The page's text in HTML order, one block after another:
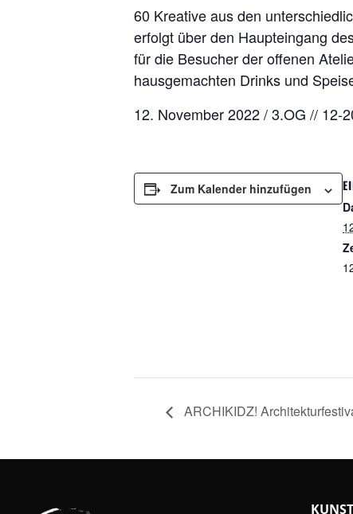
60 Kreative aus den
erfolgt über den Haupteingang
für die Besucher der offenen
hausgemachten Drinks und
12. November 2022 / 3.OG // 12-
Zum Kalender hinzufügen
ARCHIKIDZ!